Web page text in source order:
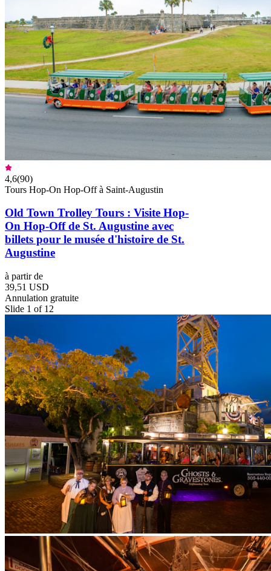
4,6(90)
Tours Hop-On Hop-Off à Saint-Augustin
Old Town Trolley Tours : Visite Hop-
On Hop-Off de St. Augustine avec
billets pour le musée d'histoire de St.
Augustine
à partir de
39,51 USD
Annulation gratuite
Slide 1 of 12